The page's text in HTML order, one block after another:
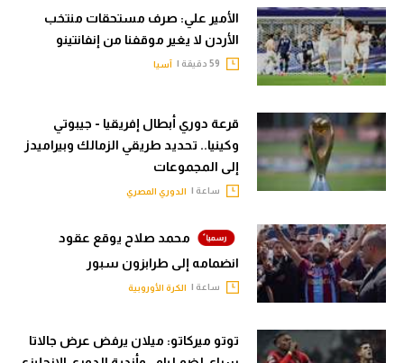
الأمير علي: صرف مستحقات منتخب
الأردن لا يغير موقفنا من إنفانتينو
آسيا
قرعة دوري أبطال إفريقيا - جيبوتي
وكينيا.. تحديد طريقي الزمالك وبيراميدز
إلى المجموعات
ساعة | الدوري المصري
محمد صلاح يوقع عقود
انضمامه إلى طرابزون سبور
ساعة | الكرة الأوروبية
توتو ميركاتو: ميلان يرفض عرض جالاتا